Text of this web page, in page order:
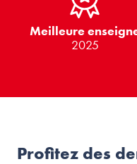
Meilleure
2025
Profitez des